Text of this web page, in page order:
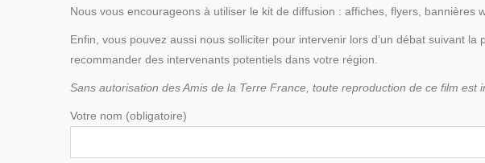
Nous vous encourageons à utiliser le kit de diffusion : affiches, flyers, bannières
Enfin, vous pouvez aussi nous solliciter pour intervenir lors d’un débat suivant la
recommander des intervenants potentiels dans votre région.
Sans autorisation des Amis de la Terre France, toute reproduction de ce film est
Votre nom (obligatoire)